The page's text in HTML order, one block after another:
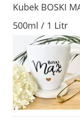
Kubek BOSKI
500ml / 1 Litr